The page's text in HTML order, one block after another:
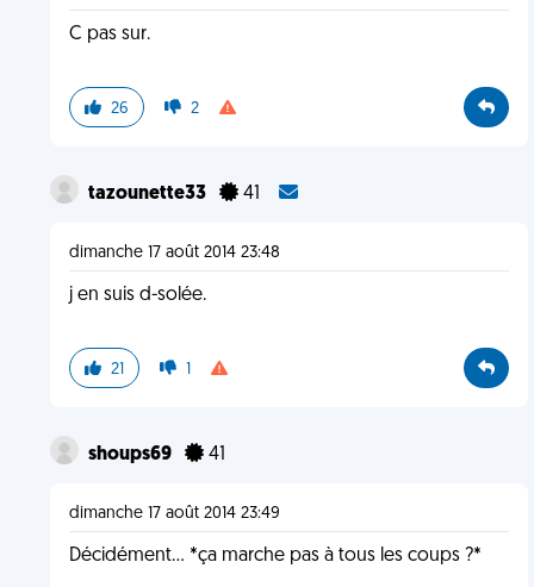
C pas sur.
26 2
tazounette33 41
dimanche 17 août 2014 23:48
j en suis d-solée.
21 1
shoups69 41
dimanche 17 août 2014 23:49
Décidément... *ça marche pas à tous les coups ?*